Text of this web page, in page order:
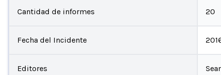
Cantidad de informes 20
Fecha del Incidente
Editores